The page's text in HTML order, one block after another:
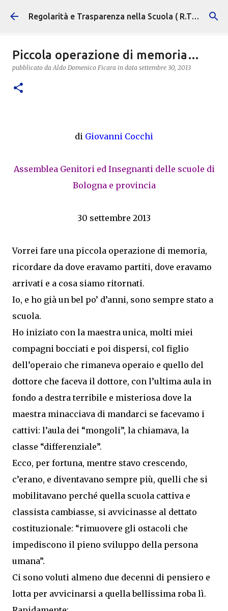
Passa ai contenuti principali Regolarità e Trasparenza nella Scuola ( R.T.S. )
Piccola operazione di memoria…
pubblicato daAldo Domenico Ficara in data settembre 30, 2013
di Giovanni Cocchi
Assemblea Genitori ed Insegnanti delle scuole di
Bologna e provincia
30 settembre 2013
Vorrei fare una piccola operazione di memoria,
ricordare da dove eravamo partiti, dove eravamo
arrivati e a cosa siamo ritornati.
Io, e ho già un bel po’ d’anni, sono sempre stato a
scuola.
Ho iniziato con la maestra unica, molti miei
compagni bocciati e poi dispersi, col figlio
dell’operaio che rimaneva operaio e quello del
dottore che faceva il dottore, con l’ultima aula in
fondo a destra terribile e misteriosa dove la
maestra minacciava di mandarci se facevamo i
cattivi: l’aula dei “mongoli”, la chiamava, la
classe “differenziale”.
Ecco, per fortuna, mentre stavo crescendo,
c’erano, e diventavano sempre più, quelli che si
mobilitavano perché quella scuola cattiva e
classista cambiasse, si avvicinasse al dettato
costituzionale: “rimuovere gli ostacoli che
impediscono il pieno sviluppo della persona
umana”.
Ci sono voluti almeno due decenni di pensiero e
lotta per avvicinarsi a quella bellissima roba lì.